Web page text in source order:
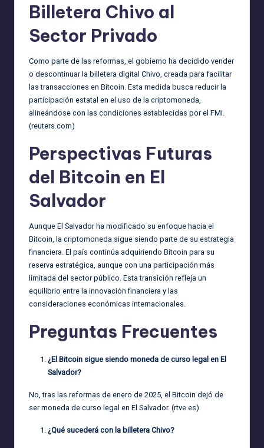
Billetera Chivo al
Sector Privado
Como parte de las reformas, el gobierno ha decidido vender
o descontinuar la billetera digital Chivo, creada para facilitar
las transacciones en Bitcoin. Esta medida busca reducir la
participación estatal en el uso de la criptomoneda,
alineándose con las condiciones establecidas por el FMI.
(reuters.com)
Perspectivas Futuras
del Bitcoin en El
Salvador
Aunque El Salvador ha modificado su enfoque hacia el
Bitcoin, la criptomoneda sigue siendo parte de su estrategia
financiera. El país continúa adquiriendo Bitcoin para su
reserva estratégica, aunque con una participación más
limitada del sector público. Esta transición refleja un
equilibrio entre la innovación financiera y las
consideraciones económicas internacionales.
Preguntas Frecuentes
¿El Bitcoin sigue siendo moneda de curso legal en El
Salvador?
No, tras las reformas de enero de 2025, el Bitcoin dejó de
ser moneda de curso legal en El Salvador. (rtve.es)
¿Qué sucederá con la billetera Chivo?